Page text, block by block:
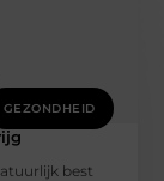
GEZONDHEID
best